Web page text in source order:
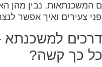
המשכנתאות, נבין מהן
צעירים ואיך אפשר
למשכנתא
כך קשה?